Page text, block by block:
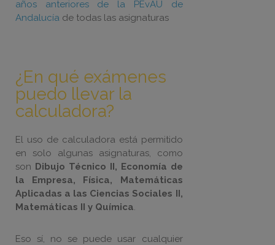
años anteriores de la PEvAU de
Andalucía de todas las asignaturas
¿En qué exámenes
puedo llevar la
calculadora?
El uso de calculadora está permitido
en solo algunas asignaturas, como
son Dibujo Técnico II, Economía de
la Empresa, Física, Matemáticas
Aplicadas a las Ciencias Sociales II,
Matemáticas II y Química.
Eso sí, no se puede usar cualquier